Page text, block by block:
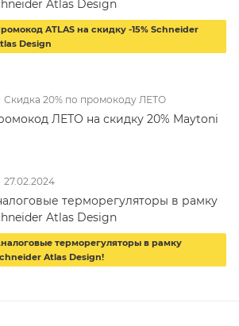
Atlas Design
ATLAS на скидку -15% Schneider
Design
Скидка 20% по промокоду ЛЕТО
ЛЕТО на скидку 20% Maytoni
27.02.2024
терморегуляторы в рамку
Atlas Design
терморегуляторы в рамку
Atlas Design!